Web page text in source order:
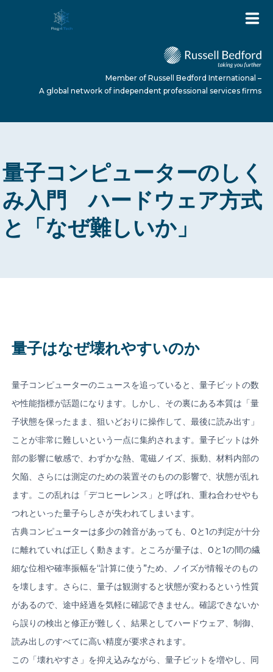
ABOUT US
SERVICES
A global network of independent professional
services firms
Member of Russell Bedford International –
A global network of independent professional services firms
量子コンピューターのしく
み入門 ハードウェア方式
と「なぜ難しいか」
量子はなぜ壊れやすいのか
量子コンピューターのニュースを追っていると、量子ビットの数
や性能指標が話題になります。しかし、その裏にある本質は「量
子状態を保ったまま、狙いどおりに操作して、最後に読み出す」
ことが非常に難しいという一点に集約されます。量子ビットは外
部の影響に敏感で、わずかな熱、電磁ノイズ、振動、材料内部の
欠陥、さらには測定のための装置そのものの影響で、状態が乱れ
ます。この乱れは「デコヒーレンス」と呼ばれ、重ね合わせやも
つれといった量子らしさが失われてしまいます。
古典コンピューターは多少の雑音があっても、0と1の判定が十分
に離れていれば正しく動きます。ところが量子は、0と1の間の繊
細な位相や確率振幅を“計算に使う”ため、ノイズが情報そのもの
を壊します。さらに、量子は観測すると状態が変わるという性質
があるので、途中経過を気軽に確認できません。確認できないか
ら誤りの検出と修正が難しく、結果としてハードウェア、制御、
読み出しのすべてに高い精度が要求されます。
この「壊れやすさ」を抑え込みながら、量子ビットを増やし、同